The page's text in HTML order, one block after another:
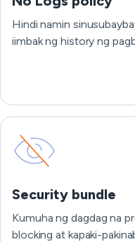
Hindi namin
iimbak ng history ng
Security bundle
Kumuha ng dagdag na
blocking at kapaki-